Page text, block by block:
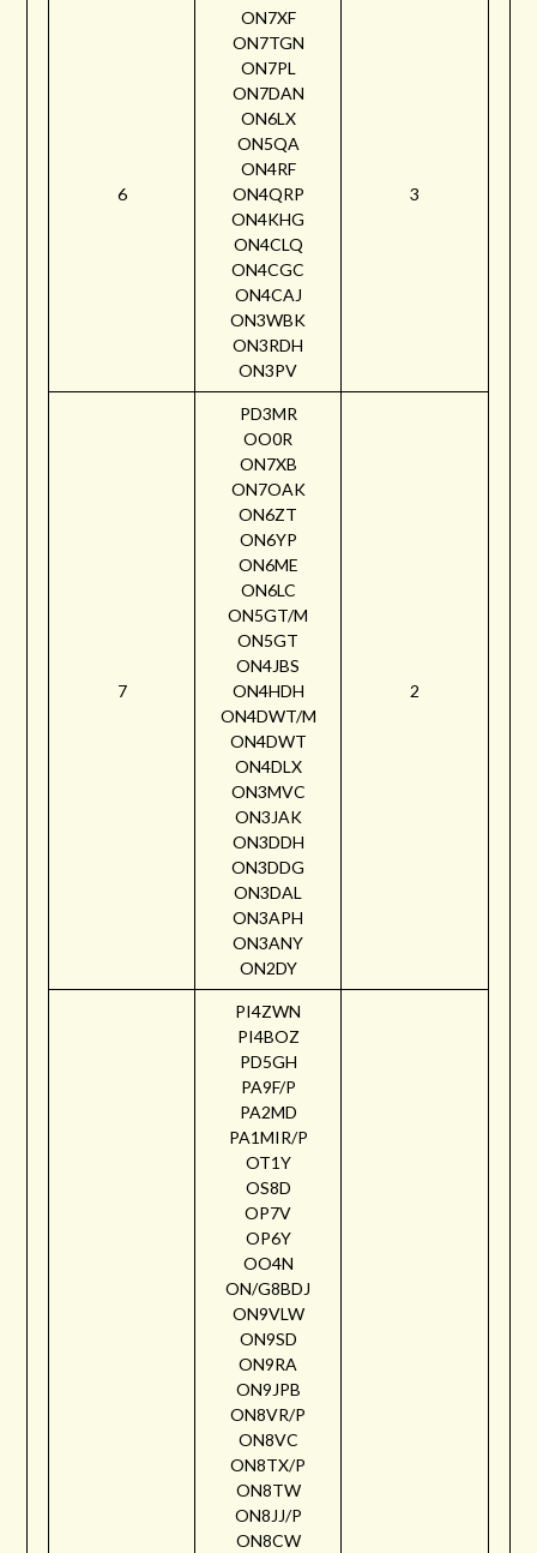
6
ON7XF
ON7TGN
ON7PL
ON7DAN
ON6LX
ON5QA
ON4RF
ON4QRP
ON4KHG
ON4CLQ
ON4CGC
ON4CAJ
ON3WBK
ON3RDH
ON3PV
3
7
PD3MR
OO0R
ON7XB
ON7OAK
ON6ZT
ON6YP
ON6ME
ON6LC
ON5GT/M
ON5GT
ON4JBS
ON4HDH
ON4DWT/M
ON4DWT
ON4DLX
ON3MVC
ON3JAK
ON3DDH
ON3DDG
ON3DAL
ON3APH
ON3ANY
ON2DY
2
PI4ZWN
PI4BOZ
PD5GH
PA9F/P
PA2MD
PA1MIR/P
OT1Y
OS8D
OP7V
OP6Y
OO4N
ON/G8BDJ
ON9VLW
ON9SD
ON9RA
ON9JPB
ON8VR/P
ON8VC
ON8TX/P
ON8TW
ON8JJ/P
ON8CW